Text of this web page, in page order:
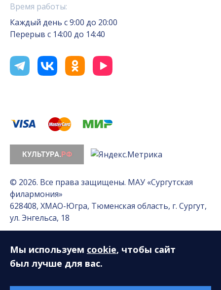
Время работы:
Каждый день с 9:00 до 20:00
Перерыв с 14:00 до 14:40
© 2026. Все права защищены. МАУ «Сургутская
филармония»
628408, ХМАО-Югра, Тюменская область, г. Сургут,
ул. Энгельса, 18
Разработка сайта — Интернет-лаборатория
«Делиссимо»
Мы используем cookie, чтобы сайт
был лучше для вас.